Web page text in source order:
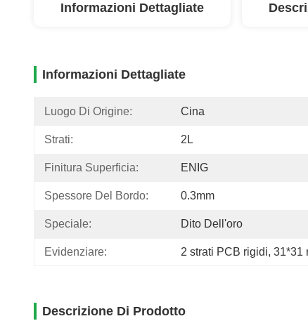
Informazioni Dettagliate
Informazioni Dettagliate
Luogo Di Origine: Cina
Strati: 2L
Finitura Superficia: ENIG
Spessore Del Bordo: 0.3mm
Speciale: Dito Dell'oro
Evidenziare: 2 strati PCB rigidi, 31*31
Descrizione Di Prodotto